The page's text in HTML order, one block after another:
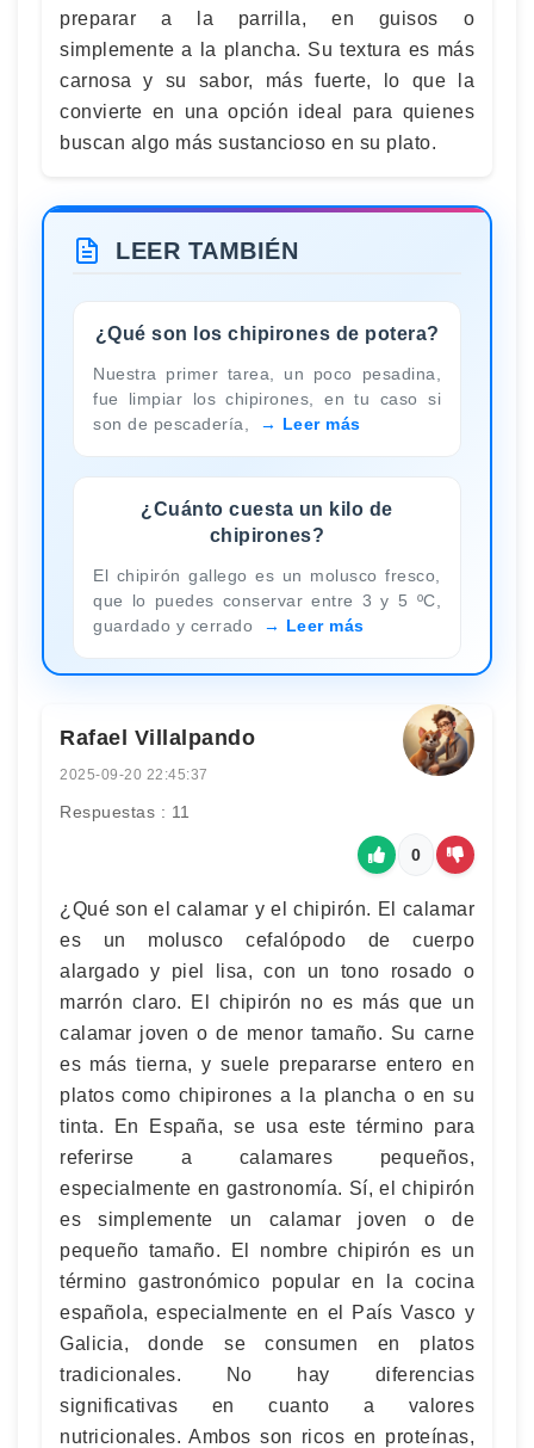
preparar a la parrilla, en guisos o
simplemente a la plancha. Su textura es más
carnosa y su sabor, más fuerte, lo que la
convierte en una opción ideal para quienes
buscan algo más sustancioso en su plato.
LEER TAMBIÉN
¿Qué son los chipirones de potera?
Nuestra primer tarea, un poco pesadina,
fue limpiar los chipirones, en tu caso si
son de pescadería,
Leer más
¿Cuánto cuesta un kilo de
chipirones?
El chipirón gallego es un molusco fresco,
que lo puedes conservar entre 3 y 5 ºC,
guardado y cerrado
Leer más
Rafael Villalpando
2025-09-20 22:45:37
Respuestas : 11
0
¿Qué son el calamar y el chipirón. El calamar
es un molusco cefalópodo de cuerpo
alargado y piel lisa, con un tono rosado o
marrón claro. El chipirón no es más que un
calamar joven o de menor tamaño. Su carne
es más tierna, y suele prepararse entero en
platos como chipirones a la plancha o en su
tinta. En España, se usa este término para
referirse a calamares pequeños,
especialmente en gastronomía. Sí, el chipirón
es simplemente un calamar joven o de
pequeño tamaño. El nombre chipirón es un
término gastronómico popular en la cocina
española, especialmente en el País Vasco y
Galicia, donde se consumen en platos
tradicionales. No hay diferencias
significativas en cuanto a valores
nutricionales. Ambos son ricos en proteínas,